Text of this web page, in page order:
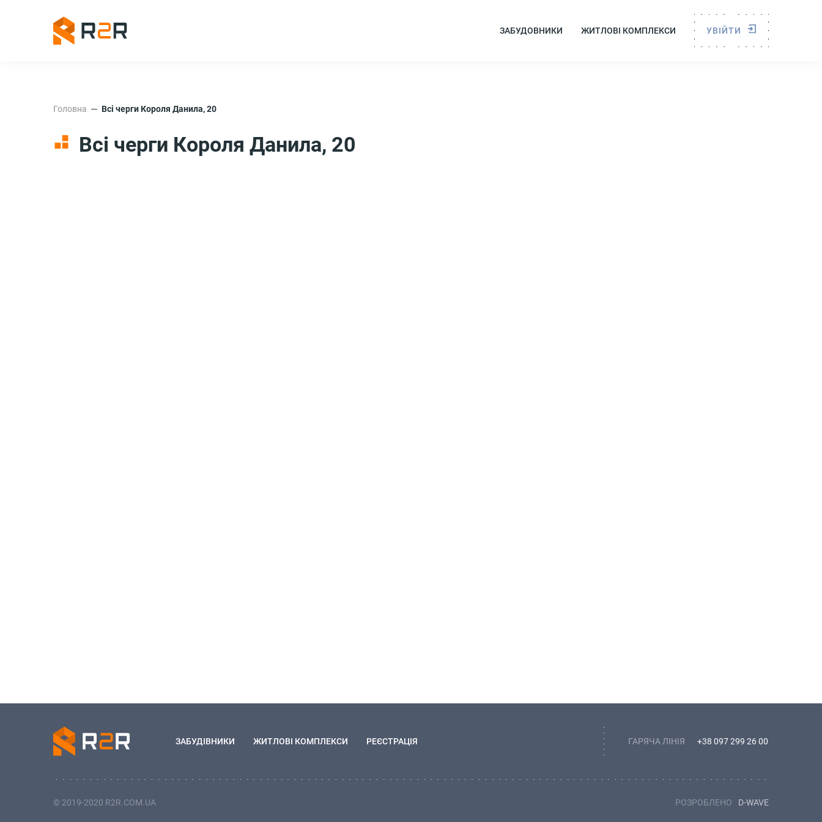
ЗАБУДОВНИКИ ЖИТЛОВІ КОМПЛЕКСИ УВІЙТИ
Головна Всі черги Короля Данила, 20
Всі черги Короля Данила, 20
ЗАБУДІВНИКИ ЖИТЛОВІ КОМПЛЕКСИ РЕЄСТРАЦІЯ ГАРЯЧА ЛІНІЯ +38 097 299 26 00
© 2019-2020 R2R.COM.UA РОЗРОБЛЕНО D-WAVE